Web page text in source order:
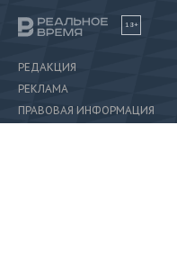
18+
РЕДАКЦИЯ
РЕКЛАМА
ПРАВОВАЯ ИНФОРМАЦИЯ